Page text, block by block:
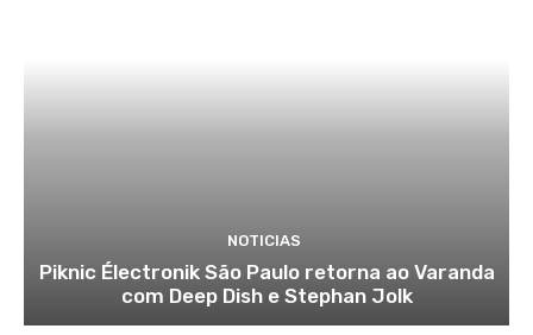
NOTICIAS
Piknic Électronik São Paulo retorna ao Varanda
com Deep Dish e Stephan Jolk